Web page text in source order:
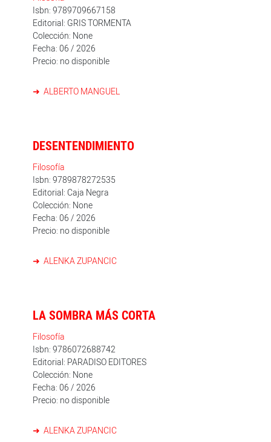
Isbn: 9789709667158
Editorial: GRIS TORMENTA
Colección: None
Fecha: 06 / 2026
Precio: no disponible
ALBERTO MANGUEL
DESENTENDIMIENTO
Filosofía
Isbn: 9789878272535
Editorial: Caja Negra
Colección: None
Fecha: 06 / 2026
Precio: no disponible
ALENKA ZUPANCIC
LA SOMBRA MÁS CORTA
Filosofía
Isbn: 9786072688742
Editorial: PARADISO EDITORES
Colección: None
Fecha: 06 / 2026
Precio: no disponible
ALENKA ZUPANCIC